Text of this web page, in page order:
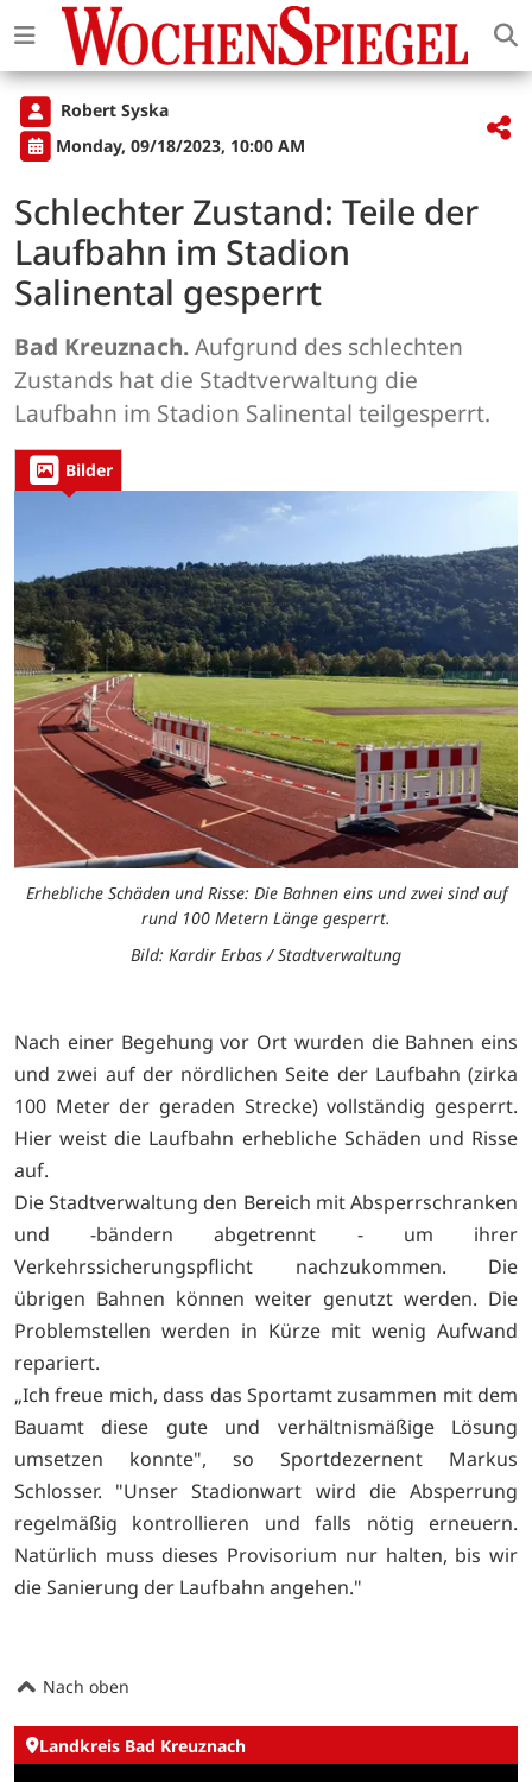
Robert Syska
Monday, 09/18/2023, 10:00 AM
Schlechter Zustand: Teile der
Laufbahn im Stadion
Salinental gesperrt
Bad Kreuznach.Aufgrund des schlechten
Zustands hat die Stadtverwaltung die
Laufbahn im Stadion Salinental teilgesperrt.
Bilder
Erhebliche Schäden und Risse: Die Bahnen eins und zwei sind auf
rund 100 Metern Länge gesperrt.
Bild: Kardir Erbas / Stadtverwaltung
Nach einer Begehung vor Ort wurden die Bahnen eins
und zwei auf der nördlichen Seite der Laufbahn (zirka
100 Meter der geraden Strecke) vollständig gesperrt.
Hier weist die Laufbahn erhebliche Schäden und Risse
auf.
Die Stadtverwaltung den Bereich mit Absperrschranken
und -bändern abgetrennt - um ihrer
Verkehrssicherungspflicht nachzukommen. Die
übrigen Bahnen können weiter genutzt werden. Die
Problemstellen werden in Kürze mit wenig Aufwand
repariert.
„Ich freue mich, dass das Sportamt zusammen mit dem
Bauamt diese gute und verhältnismäßige Lösung
umsetzen konnte", so Sportdezernent Markus
Schlosser. "Unser Stadionwart wird die Absperrung
regelmäßig kontrollieren und falls nötig erneuern.
Natürlich muss dieses Provisorium nur halten, bis wir
die Sanierung der Laufbahn angehen."
Nach oben
Landkreis Bad Kreuznach